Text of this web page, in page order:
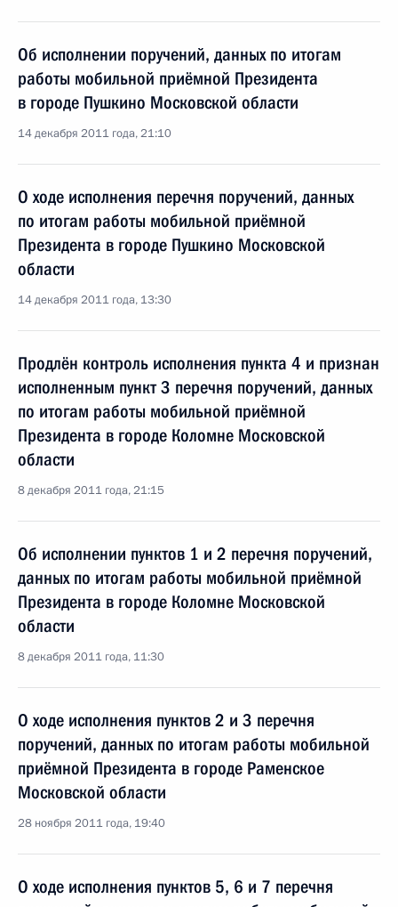
Об исполнении поручений, данных по итогам
работы мобильной приёмной Президента
в городе Пушкино Московской области
14 декабря 2011 года, 21:10
О ходе исполнения перечня поручений, данных
по итогам работы мобильной приёмной
Президента в городе Пушкино Московской
области
14 декабря 2011 года, 13:30
Продлён контроль исполнения пункта 4 и признан
исполненным пункт 3 перечня поручений, данных
по итогам работы мобильной приёмной
Президента в городе Коломне Московской
области
8 декабря 2011 года, 21:15
Об исполнении пунктов 1 и 2 перечня поручений,
данных по итогам работы мобильной приёмной
Президента в городе Коломне Московской
области
8 декабря 2011 года, 11:30
О ходе исполнения пунктов 2 и 3 перечня
поручений, данных по итогам работы мобильной
приёмной Президента в городе Раменское
Московской области
28 ноября 2011 года, 19:40
О ходе исполнения пунктов 5, 6 и 7 перечня